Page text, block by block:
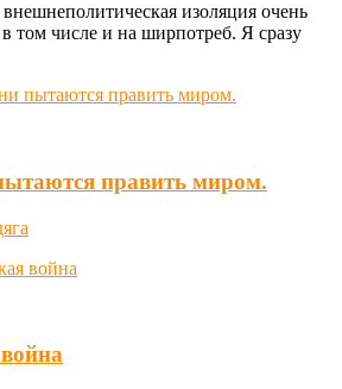
изоляция очень
том числе и на ширпотреб. Я сразу
править миром.